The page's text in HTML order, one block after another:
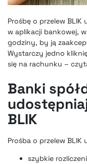
Prośbę o przelew
w aplikacji bankowej,
godziny, by ją
Wystarczy jedno
się na rachunku –
Banki
BLIK
Prośba o przelew BLIK
szybkie